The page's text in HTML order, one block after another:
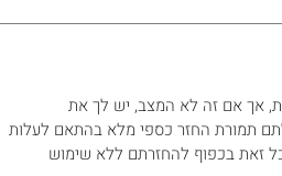
אך אם זה לא המצב, יש לך את
תוך 30 ימים מיום קבלתם תמורת החזר כספי מלא בהתאם לעלות
זאת בכפוף להחזרתם ללא שימוש